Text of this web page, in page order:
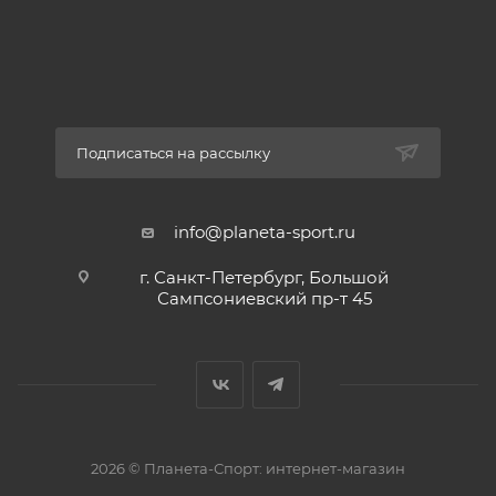
Подписаться на рассылку
info@planeta-sport.ru
г. Санкт-Петербург, Большой
Сампсониевский пр-т 45
2026 © Планета-Спорт: интернет-магазин